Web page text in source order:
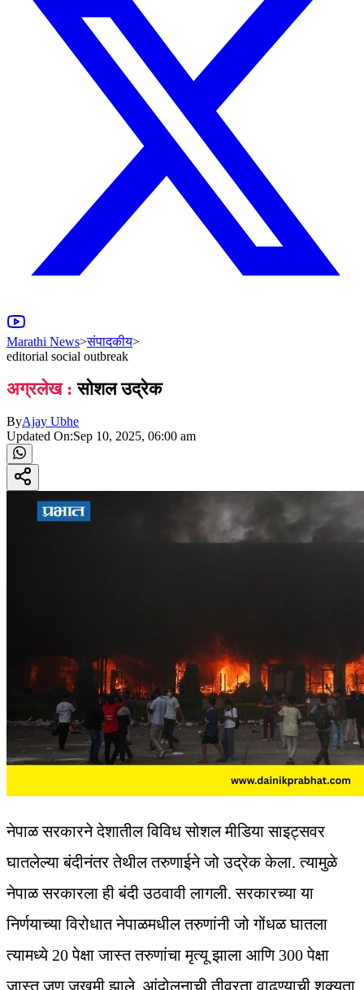
Marathi News>संपादकीय>
editorial social outbreak
अग्रलेख : सोशल उद्रेक
ByAjay Ubhe
Updated On:Sep 10, 2025, 06:00 am
नेपाळ सरकारने देशातील विविध सोशल मीडिया साइट्सवर
घातलेल्या बंदीनंतर तेथील तरुणाईने जो उद्रेक केला. त्यामुळे
नेपाळ सरकारला ही बंदी उठवावी लागली. सरकारच्या या
निर्णयाच्या विरोधात नेपाळमधील तरुणांनी जो गोंधळ घातला
त्यामध्ये 20 पेक्षा जास्त तरुणांचा मृत्यू झाला आणि 300 पेक्षा
जास्त जण जखमी झाले. आंदोलनाची तीव्रता वाढण्याची शक्यता